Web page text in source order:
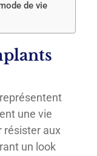
de vie
une vie
résister aux
un look